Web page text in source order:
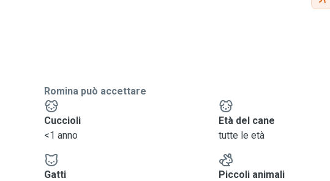
Romina può accettare
Cuccioli
<1 anno
Età del cane
tutte le età
Gatti
Piccoli animali